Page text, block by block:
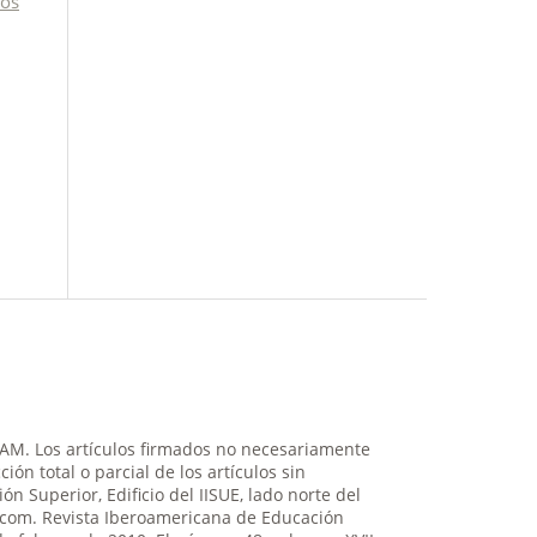
Los artículos firmados no necesariamente
total o parcial de los artículos sin
Superior, Edificio del IISUE, lado norte del
Revista Iberoamericana de Educación